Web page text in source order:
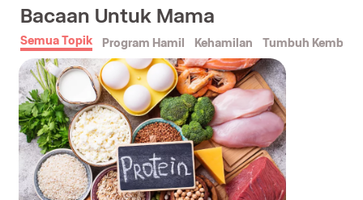
Bacaan Untuk Mama
Semua Topik Program Hamil Kehamilan Tumbuh